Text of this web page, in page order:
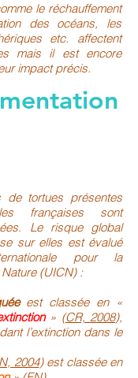
le réchauffement
des océans, les
etc. affectent
mais il est encore
impact précis.
de tortues présentes
françaises sont
Le risque global
sur elles est évalué
pour la
(UICN) :
est classée en «
» (CR, 2008),
l’extinction dans le
2004) est classée en